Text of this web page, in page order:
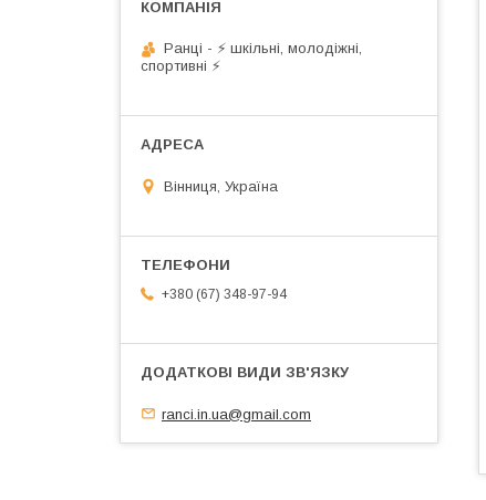
Ранці - ⚡ шкільні, молодіжні,
спортивні ⚡
Вінниця, Україна
+380 (67) 348-97-94
ranci.in.ua@gmail.com